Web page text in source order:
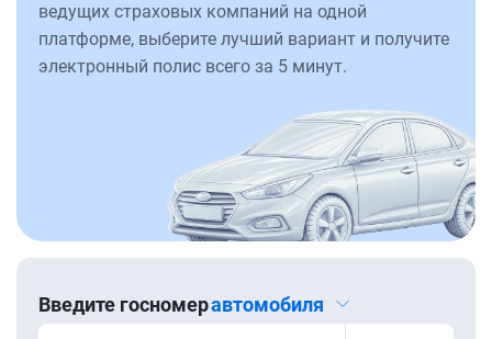
ведущих страховых компаний на одной
платформе, выберите лучший вариант и получите
электронный полис всего за 5 минут.
Введите госномеравтомобиля